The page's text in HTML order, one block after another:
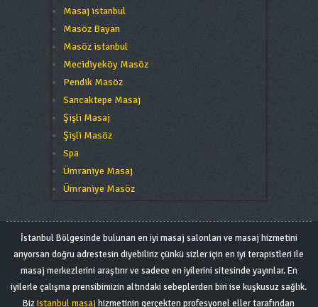
Masaj istanbul
Masöz Bayan
Masöz istanbul
Mecidiyeköy Masöz
Pendik Masöz
Sancaktepe Masaj
Şişli Masaj
Şişli Masöz
Spa
Ümraniye Masaj
Ümraniye Masöz
İstanbul Bölgesinde bulunan en iyi masaj salonları ve masaj hizmetini
arıyorsan doğru adrestesin diyebiliriz çünkü sizler için en iyi terapistleri ile
masaj merkezlerini araştırır ve sadece en iyilerini sitesinde yayınlar. En
iyilerle çalışma prensibimizin altındaki sebeplerden biri ise kuşkusuz sağlık.
Bizistanbul masaj hizmetinin gerçekten profesyonel eller tarafından